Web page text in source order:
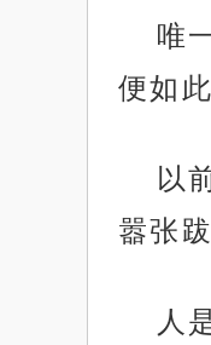
唯
便如
以
嚣张
人